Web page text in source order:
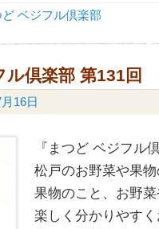
ど ベジフル倶楽部
ル倶楽部 第131回
16日
『まつど ベジフル
松戸のお野菜や果
果物のこと、お野
楽しく分かりやす